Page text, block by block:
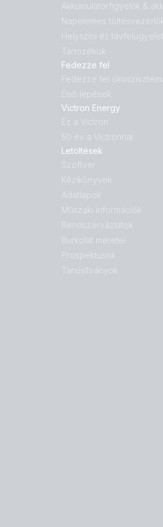
Akkumulátorfigyelők &
Napelemes
Helyszíni és távfelügyelet
Tartozékok
Fedezze fel
Fedezze fel
Első lépések
Victron Energy
Ez a Victron
50 év a Victronnal
Letöltések
Szoftver
Kézikönyvek
Adatlapok
Műszaki információk
Rendszervázlatok
Burkolat méretei
Prospektusok
Tanúsítványok